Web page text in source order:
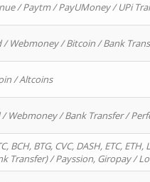
/ Paytm / PayUMoney / UPi
/ Webmoney / Bitcoin / Bank
/ Altcoins
Webmoney / Bank Transfer /
BCH, BTG, CVC, DASH, ETC,
Transfer) / Payssion, Giropay /